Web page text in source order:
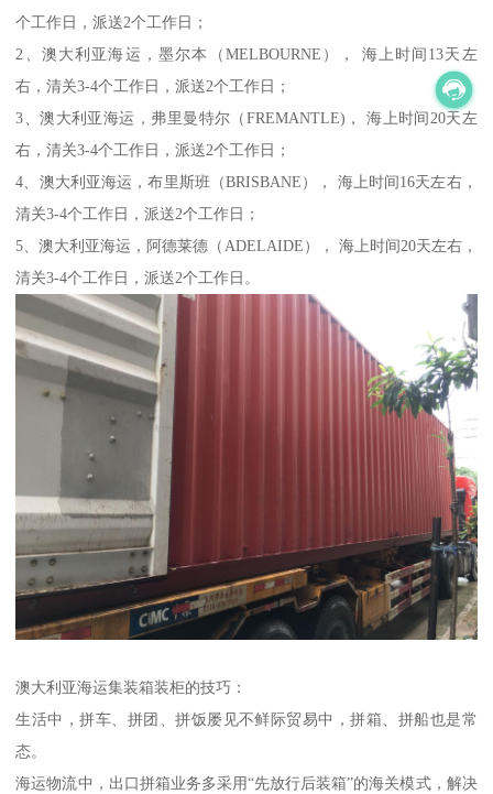
个工作日，派送2个工作日；
2、澳大利亚海运，墨尔本（MELBOURNE）， 海上时间13天左
右，清关3-4个工作日，派送2个工作日；
3、澳大利亚海运，弗里曼特尔（FREMANTLE)， 海上时间20天左
右，清关3-4个工作日，派送2个工作日；
4、澳大利亚海运，布里斯班（BRISBANE）， 海上时间16天左右，
清关3-4个工作日，派送2个工作日；
5、澳大利亚海运，阿德莱德（ADELAIDE）， 海上时间20天左右，
清关3-4个工作日，派送2个工作日。
澳大利亚海运集装箱装柜的技巧：
生活中，拼车、拼团、拼饭屡见不鲜际贸易中，拼箱、拼船也是常
态。
海运物流中，出口拼箱业务多采用“先放行后装箱”的海关模式，解决